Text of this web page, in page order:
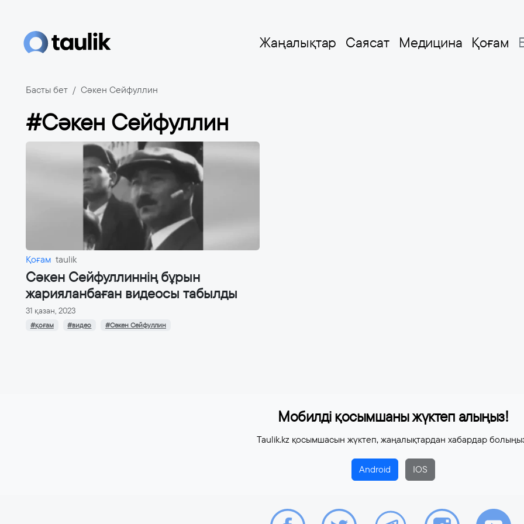
Жаңалықтар Саясат Медицина Қоғам
Басты бет Сәкен Сейфуллин
#Сәкен Сейфуллин
Қоғам taulik
Сәкен Сейфуллиннің бұрын
жарияланбаған видеосы табылды
31 қазан, 2023
#қоғам #видео #Сәкен Сейфуллин
Мобилді қосымшаны жүктеп алыңыз!
Taulik.kz қосымшасын жүктеп, жаңалықтардан хабардар
Android IOS